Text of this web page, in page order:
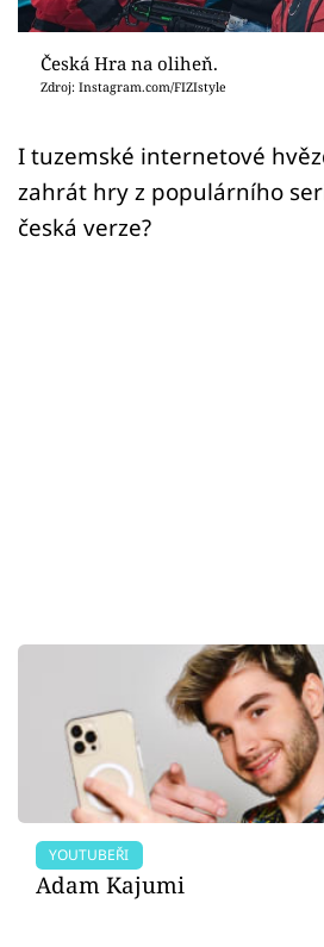
Přihlášení
Česká Hra na oliheň.
Zdroj: Instagram.com/FIZIstyle
I tuzemské internetové
zahrát hry z populárního
česká verze?
YOUTUBEŘI
Adam Kajumi